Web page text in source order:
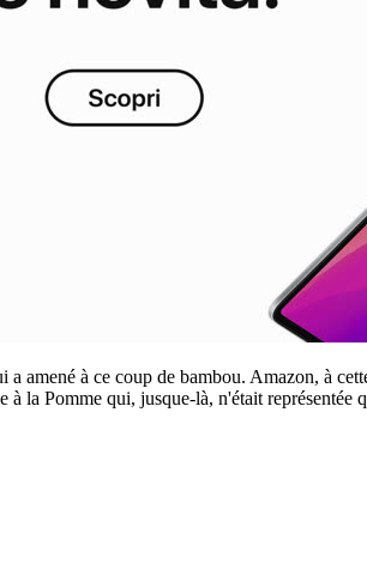
amené à ce coup de bambou. Amazon, à
la Pomme qui, jusque-là, n'était